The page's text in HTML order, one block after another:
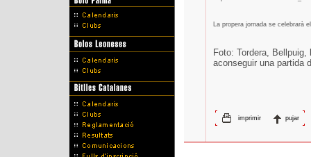
La propera jornada se celebrarà
Foto: Tordera,
aconseguir una partida
imprimir pujar